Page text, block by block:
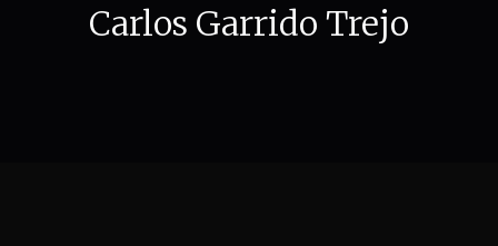
Carlos Garrido Trejo